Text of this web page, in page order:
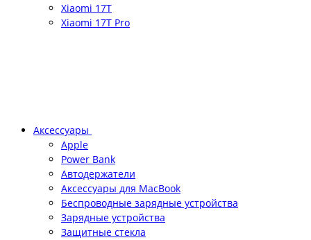
Xiaomi 17T
Xiaomi 17T Pro
Аксессуары
Apple
Power Bank
Автодержатели
Аксессуары для MacBook
Беспроводные зарядные устройства
Зарядные устройства
Защитные стекла